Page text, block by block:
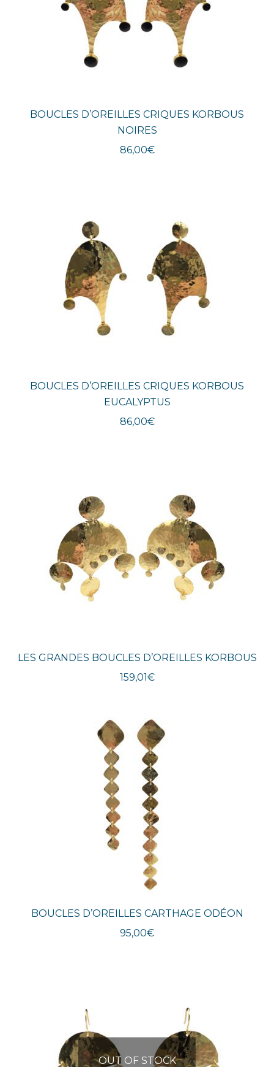
BOUCLES D’OREILLES CRIQUES KORBOUS
NOIRES
86,00€
BOUCLES D’OREILLES CRIQUES KORBOUS
EUCALYPTUS
86,00€
LES GRANDES BOUCLES D’OREILLES KORBOUS
159,01€
BOUCLES D’OREILLES CARTHAGE ODÉON
95,00€
OUT OF STOCK